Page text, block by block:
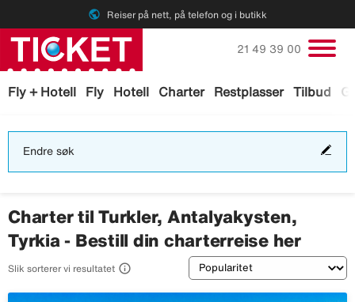
public Reiser på nett, på telefon og i butikk
Fly + Hotell Fly Hotell Charter Restplasser Tilbud
Ring oss på
21 49 39 00
Endre søk
Charter til Turkler, Antalyakysten,
Tyrkia - Bestill din charterreise her
Slik sorterer vi resultatet  Sortering